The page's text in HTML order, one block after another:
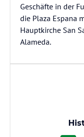
Geschäfte in der
die Plaza Espana
Hauptkirche San
Alameda.